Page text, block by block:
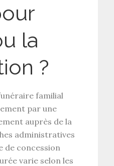
la
?
familial
par une
auprès de la
administratives
de concession
varie selon les